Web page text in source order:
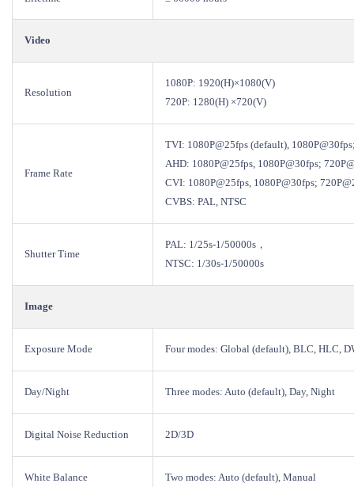
Video
Resolution
1080P: 1920(H)×1080(V)
720P: 1280(H) ×720(V)
Frame Rate
TVI: 1080P@25fps (default),
AHD: 1080P@25fps, 1080P@30fps;
CVI: 1080P@25fps, 1080P@30fps;
CVBS: PAL, NTSC
Shutter Time
PAL: 1/25s-1/50000s，
NTSC: 1/30s-1/50000s
Image
Exposure Mode Four modes: Global (default), BLC, HLC,
Day/Night Three modes: Auto (default), Day, Night
Digital Noise Reduction 2D/3D
White Balance Two modes: Auto (default), Manual